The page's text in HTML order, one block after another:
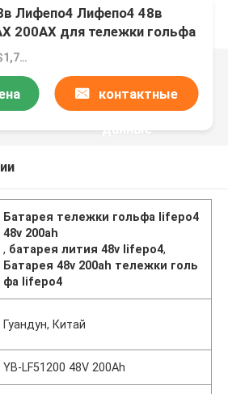
Лифепо4 Лифепо4 48в
200АХ для тележки гольфа
Цена：$1,286.00 - $1,728.00/pieces
контактные
данные
Батарея тележки гольфа lifepo4
48v 200ah
, батарея лития 48v lifepo4,
Батарея 48v 200ah тележки голь
фа lifepo4
Гуандун, Китай
YB-LF51200 48V 200Ah